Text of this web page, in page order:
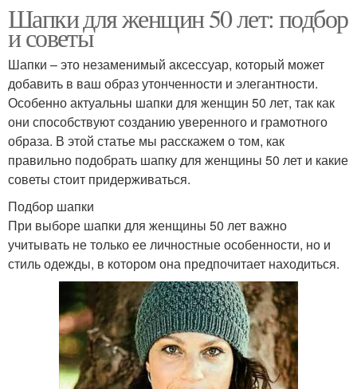
Шапки для женщин 50 лет: подбор
и советы
Шапки – это незаменимый аксессуар, который может
добавить в ваш образ утонченности и элегантности.
Особенно актуальны шапки для женщин 50 лет, так как
они способствуют созданию уверенного и грамотного
образа. В этой статье мы расскажем о том, как
правильно подобрать шапку для женщины 50 лет и какие
советы стоит придерживаться.
Подбор шапки
При выборе шапки для женщины 50 лет важно
учитывать не только ее личностные особенности, но и
стиль одежды, в котором она предпочитает находиться.